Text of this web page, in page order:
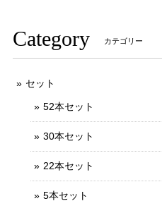
Category カテゴリー
セット
52本セット
30本セット
22本セット
5本セット